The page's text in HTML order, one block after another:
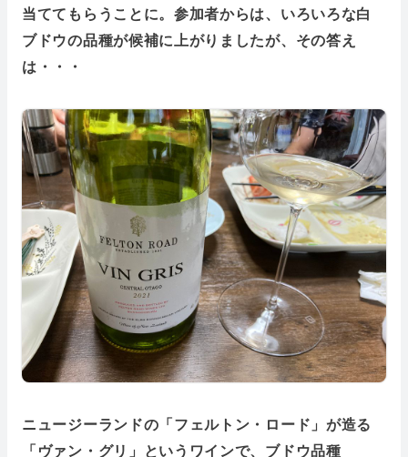
当ててもらうことに。参加者からは、いろいろな白
ブドウの品種が候補に上がりましたが、その答え
は・・・
ニュージーランドの「フェルトン・ロード」が造る
「ヴァン・グリ」というワインで、ブドウ品種